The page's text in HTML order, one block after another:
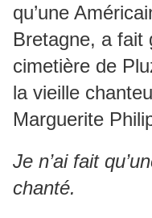
qu’une
Bretagne, a fait
cimetière de
la vieille
Marguerite
Je n’ai fait
chanté.